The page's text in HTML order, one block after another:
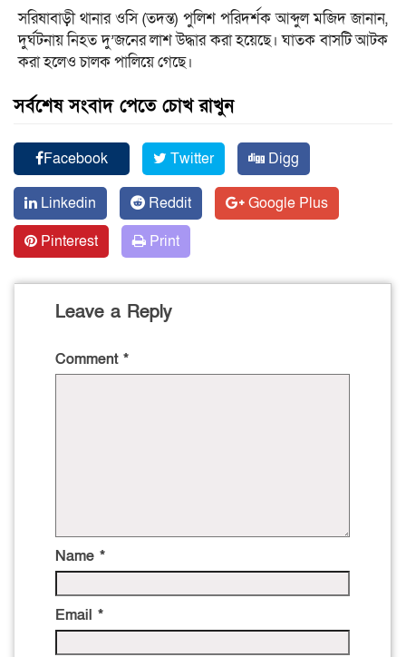
সরিষাবাড়ী থানার ওসি (তদন্ত) পুলিশ পরিদর্শক আব্দুল মজিদ জানান,
দুর্ঘটনায় নিহত দু’জনের লাশ উদ্ধার করা হয়েছে। ঘাতক বাসটি আটক
করা হলেও চালক পালিয়ে গেছে।
সর্বশেষ সংবাদ পেতে চোখ রাখুন
Facebook Twitter Digg
Linkedin Reddit
Google Plus
Pinterest
Print
Leave a Reply
Comment *
Name *
Email *